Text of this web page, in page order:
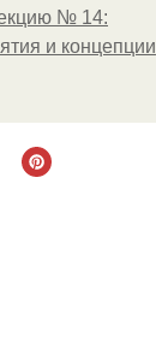
№ 14:
и концепции